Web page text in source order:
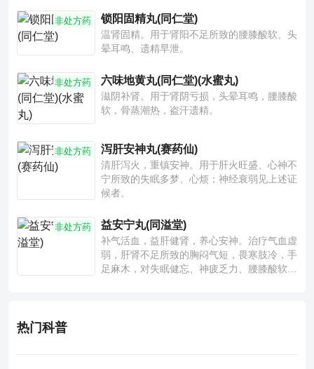
非处方药 锁阳固精丸(同仁堂)
温肾固精。用于肾阳不足所致的腰膝酸软、头
晕耳鸣、遗精早泄。
非处方药 六味地黄丸(同仁堂)(水蜜丸)
滋阴补肾。用于肾阴亏损，头晕耳鸣，腰膝酸
软，骨蒸潮热，盗汗遗精。
非处方药 泻肝安神丸(赛药仙)
清肝泻火，重镇安神。用于肝火旺盛、心神不
宁所致的失眠多梦、心烦；神经衰弱见上述证
候者。
非处方药 益安宁丸(同溢堂)
补气活血，益肝健肾，养心安神。治疗气血虚
弱，肝肾不足所致的胸闷气短，畏寒肢冷，手
足麻木，对失眠健忘、神疲乏力、腰膝酸软也
热门科普